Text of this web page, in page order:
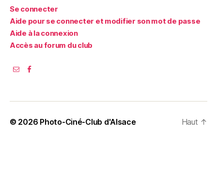
Se connecter
Aide pour se connecter et modifier son mot de passe
Aide à la connexion
Accès au forum du club
© 2026 Photo-Ciné-Club d'Alsace Haut ↑